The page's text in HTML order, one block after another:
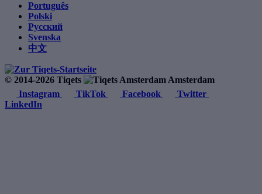
Português
Polski
Русский
Svenska
中文
© 2014-2026 Tiqets
Amsterdam
Instagram
TikTok Facebook
Twitter
LinkedIn